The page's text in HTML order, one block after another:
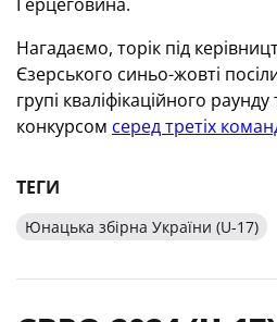
Нагадаємо, торік під
Єзерського синьо-жовті
групі кваліфікаційного
конкурсом серед третіх
ТЕГИ
Юнацька збірна України (U-17)